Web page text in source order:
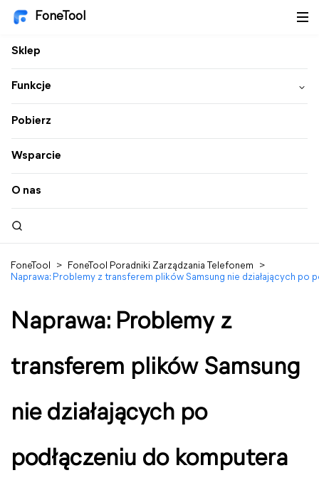
FoneTool
Sklep
Funkcje
Pobierz
Wsparcie
O nas
FoneTool > FoneTool Poradniki Zarządzania Telefonem
>
Naprawa: Problemy z transferem plików Samsung nie działających po
Naprawa: Problemy z
transferem plików Samsung
nie działających po
podłączeniu do komputera